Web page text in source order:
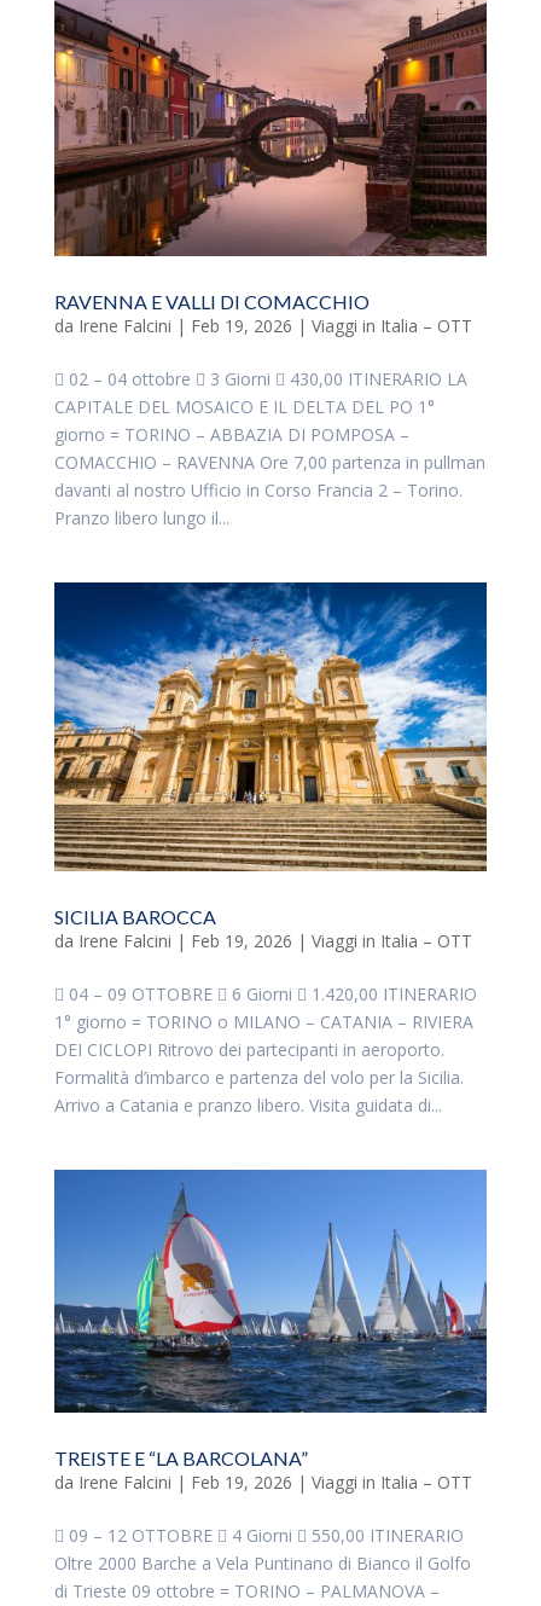
RAVENNA E VALLI DI COMACCHIO
da Irene Falcini | Feb 19, 2026 | Viaggi in Italia – OTT
 02 – 04 ottobre  3 Giorni  430,00 ITINERARIO LA
CAPITALE DEL MOSAICO E IL DELTA DEL PO 1°
giorno = TORINO – ABBAZIA DI POMPOSA –
COMACCHIO – RAVENNA Ore 7,00 partenza in pullman
davanti al nostro Ufficio in Corso Francia 2 – Torino.
Pranzo libero lungo il...
SICILIA BAROCCA
da Irene Falcini | Feb 19, 2026 | Viaggi in Italia – OTT
 04 – 09 OTTOBRE  6 Giorni  1.420,00 ITINERARIO
1° giorno = TORINO o MILANO – CATANIA – RIVIERA
DEI CICLOPI Ritrovo dei partecipanti in aeroporto.
Formalità d’imbarco e partenza del volo per la Sicilia.
Arrivo a Catania e pranzo libero. Visita guidata di...
TREISTE E “LA BARCOLANA”
da Irene Falcini | Feb 19, 2026 | Viaggi in Italia – OTT
 09 – 12 OTTOBRE  4 Giorni  550,00 ITINERARIO
Oltre 2000 Barche a Vela Puntinano di Bianco il Golfo
di Trieste 09 ottobre = TORINO – PALMANOVA –